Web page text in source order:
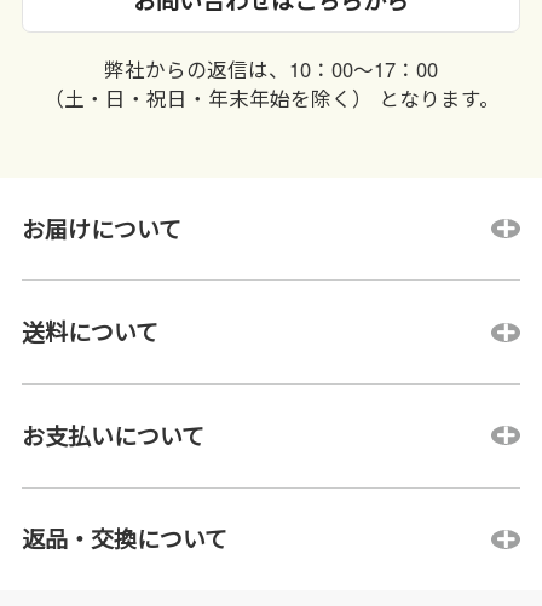
弊社からの返信は、10：00〜17：00
（土・日・祝日・年末年始を除く） となります。
お届けについて
送料について
お支払いについて
返品・交換について